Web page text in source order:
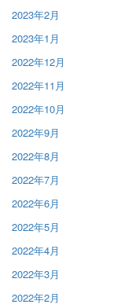
2023年2月
2023年1月
2022年12月
2022年11月
2022年10月
2022年9月
2022年8月
2022年7月
2022年6月
2022年5月
2022年4月
2022年3月
2022年2月